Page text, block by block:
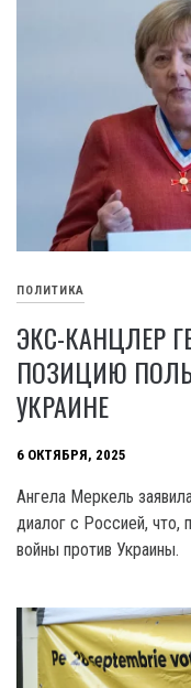
ПОЛИТИКА
ЭКС-КАНЦЛЕР
ПОЗИЦИЮ
УКРАИНЕ
6 ОКТЯБРЯ, 2025
Ангела Меркель
диалог с Россией, что,
войны против Украины.